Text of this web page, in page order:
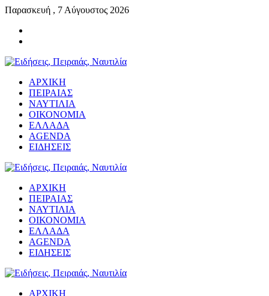
Παρασκευή , 7 Αύγουστος 2026
ΑΡΧΙΚΗ
ΠΕΙΡΑΙΑΣ
ΝΑΥΤΙΛΙΑ
ΟΙΚΟΝΟΜΙΑ
ΕΛΛΑΔΑ
AGENDA
ΕΙΔΗΣΕΙΣ
ΑΡΧΙΚΗ
ΠΕΙΡΑΙΑΣ
ΝΑΥΤΙΛΙΑ
ΟΙΚΟΝΟΜΙΑ
ΕΛΛΑΔΑ
AGENDA
ΕΙΔΗΣΕΙΣ
ΑΡΧΙΚΗ